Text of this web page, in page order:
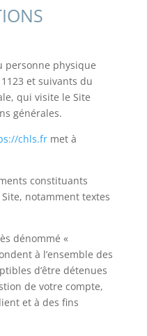
personne physique
et suivants du
qui visite le Site
générales.
chls.frmet à
constituants
notamment textes
dénommé «
à l’ensemble des
d’être détenues
de votre compte,
et à des fins